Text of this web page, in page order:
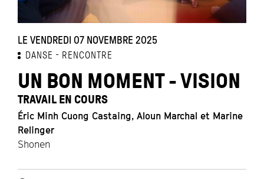
LE VENDREDI 07 NOVEMBRE 2025
DANSE RENCONTRE
UN BON MOMENT - VISION
TRAVAIL EN COURS
Éric Minh Cuong Castaing, Aloun Marchal et Marine
Relinger
Shonen